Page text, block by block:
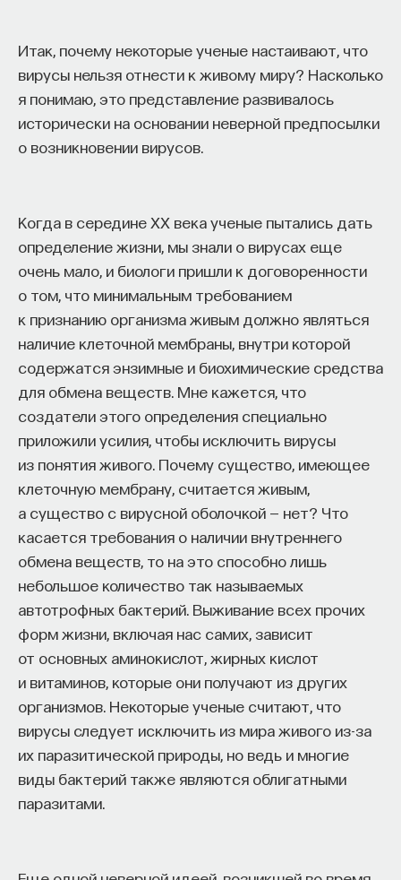
Итак, почему некоторые ученые настаивают, что
вирусы нельзя отнести к живому миру? Насколько
я понимаю, это представление развивалось
исторически на основании неверной предпосылки
о возникновении вирусов.
Когда в середине ХХ века ученые пытались дать
определение жизни, мы знали о вирусах еще
очень мало, и биологи пришли к договоренности
о том, что минимальным требованием
к признанию организма живым должно являться
наличие клеточной мембраны, внутри которой
содержатся энзимные и биохимические средства
для обмена веществ. Мне кажется, что
создатели этого определения специально
приложили усилия, чтобы исключить вирусы
из понятия живого. Почему существо, имеющее
клеточную мембрану, считается живым,
а существо с вирусной оболочкой — нет? Что
касается требования о наличии внутреннего
обмена веществ, то на это способно лишь
небольшое количество так называемых
автотрофных бактерий. Выживание всех прочих
форм жизни, включая нас самих, зависит
от основных аминокислот, жирных кислот
и витаминов, которые они получают из других
организмов. Некоторые ученые считают, что
вирусы следует исключить из мира живого из-за
их паразитической природы, но ведь и многие
виды бактерий также являются облигатными
паразитами.